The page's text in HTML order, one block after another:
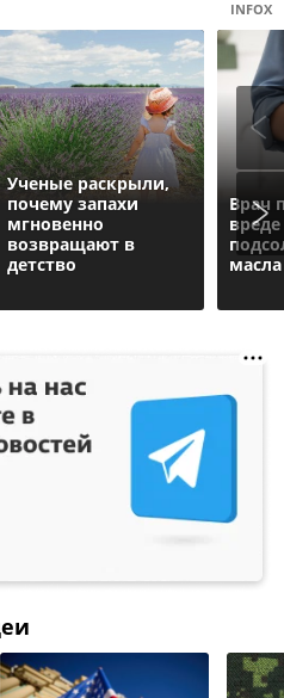
INFOX
Ученые раскрыли,
почему запахи
мгновенно
возвращают в
детство
Врач
вреде
масла